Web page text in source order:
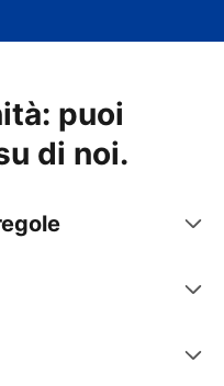
puoi
di noi.